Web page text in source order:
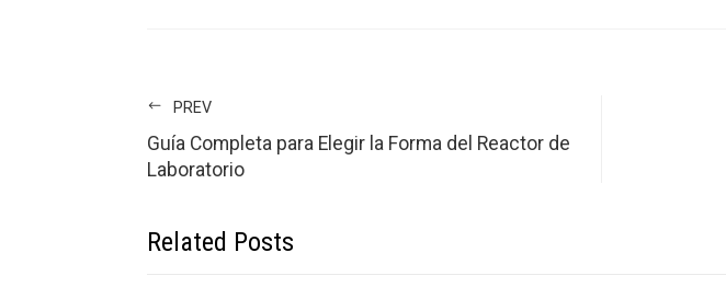
PREV
Guía Completa para Elegir la Forma del Reactor de
Laboratorio
Related Posts